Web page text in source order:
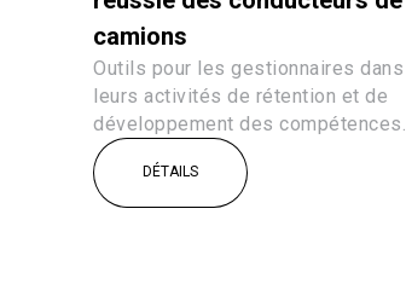
camions
Outils pour les gestionnaires dans
leurs activités de rétention et de
développement des compétences.
DÉTAILS